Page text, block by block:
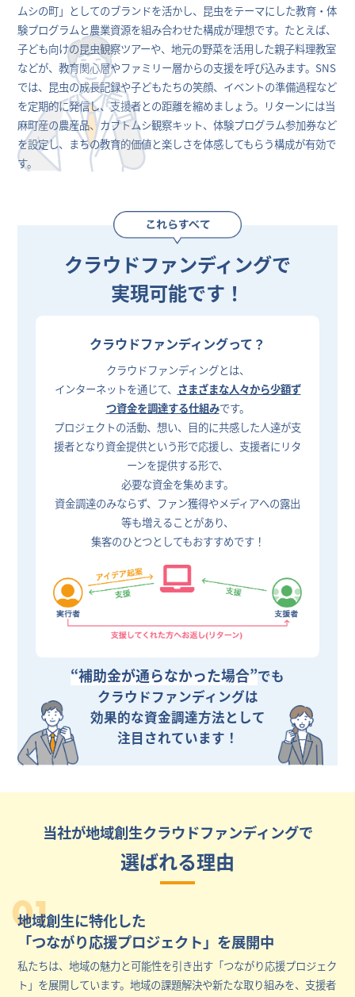
ムシの町」としてのブランドを活かし、昆虫をテーマにした教育・体
験プログラムと農業資源を組み合わせた構成が理想です。たとえば、
子ども向けの昆虫観察ツアーや、地元の野菜を活用した親子料理教室
などが、教育関心層やファミリー層からの支援を呼び込みます。SNS
では、昆虫の成長記録や子どもたちの笑顔、イベントの準備過程など
を定期的に発信し、支援者との距離を縮めましょう。リターンには当
麻町産の農産品、カブトムシ観察キット、体験プログラム参加券など
を設定し、まちの教育的価値と楽しさを体感してもらう構成が有効で
す。
クラウドファンディングで
実現可能です！
クラウドファンディングって？
クラウドファンディングとは、
インターネットを通じて、 さまざまな人々から少額ず
つ資金を調達する仕組みです。
プロジェクトの活動、想い、目的に共感した人達が支
援者となり資金提供という形で応援し、支援者にリタ
ーンを提供する形で、
必要な資金を集めます。
資金調達のみならず、ファン獲得やメディアへの露出
等も増えることがあり、
集客のひとつとしてもおすすめです！
“補助金が通らなかった場合”でも
クラウドファンディングは
効果的な資金調達方法として
注目されています！
当社が地域創生クラウドファンディングで
選ばれる理由
01
地域創生に特化した
「つながり応援プロジェクト」を展開中
私たちは、地域の魅力と可能性を引き出す「つながり応援プロジェク
ト」を展開しています。地域の課題解決や新たな取り組みを、支援者